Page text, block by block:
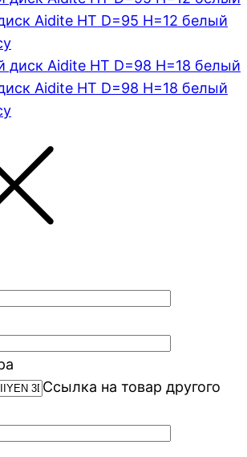
Aidite HT D=95 H=12 белый
Aidite HT D=98 H=18 белый
Ссылка на товар другого